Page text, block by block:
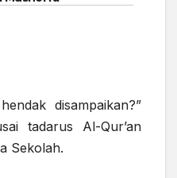
disampaikan?”
tadarus Al-Qur’an
Sekolah.